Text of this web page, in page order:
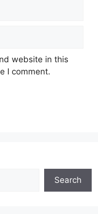
website in this
I comment.
Search